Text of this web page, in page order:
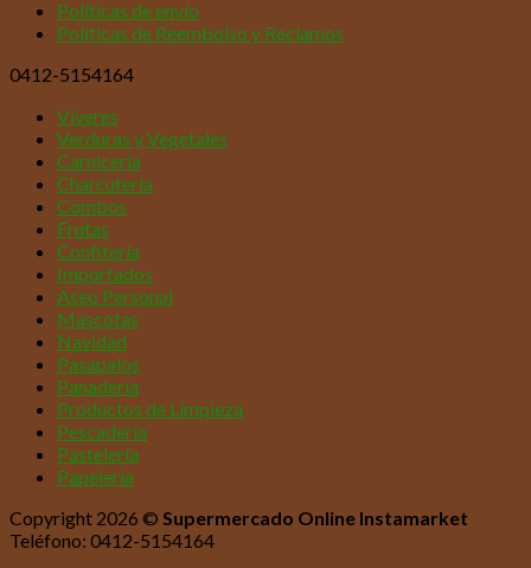
Políticas de envío
Políticas de Reembolso y Reclamos
0412-5154164
Víveres
Verduras y Vegetales
Carnicería
Charcutería
Combos
Frutas
Confitería
Importados
Aseo Personal
Mascotas
Navidad
Pasapalos
Panadería
Productos de Limpieza
Pescadería
Pastelería
Papelería
Copyright 2026 © Supermercado Online Instamarket
Teléfono: 0412-5154164